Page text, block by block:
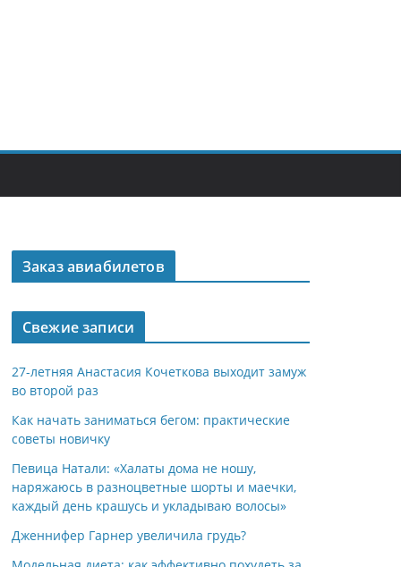
Заказ авиабилетов
Свежие записи
27-летняя Анастасия Кочеткова выходит замуж
во второй раз
Как начать заниматься бегом: практические
советы новичку
Певица Натали: «Халаты дома не ношу,
наряжаюсь в разноцветные шорты и маечки,
каждый день крашусь и укладываю волосы»
Дженнифер Гарнер увеличила грудь?